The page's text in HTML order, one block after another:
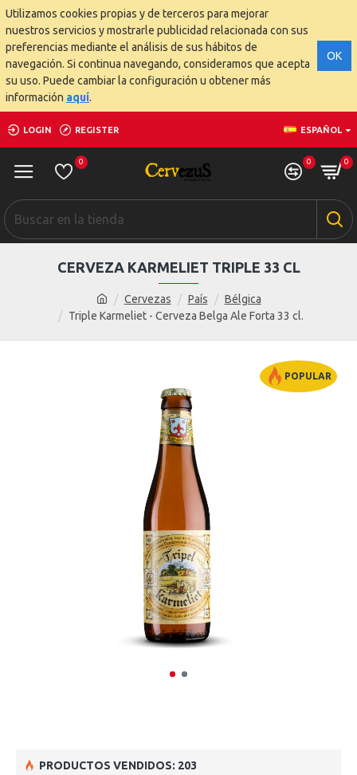
Utilizamos cookies propias y de terceros para mejorar
nuestros servicios y mostrarle publicidad relacionada con sus
preferencias mediante el análisis de sus hábitos de
navegación. Si continua navegando, consideramos que acepta
su uso. Puede cambiar la configuración u obtener más
información aquí.
OK
LOGIN REGISTER ESPAÑOL
0 0 0
Cervezas País
Bélgica
Triple Karmeliet - Cerveza Belga Ale Forta 33 cl.
CERVEZA KARMELIET TRIPLE 33 CL
POPULAR
PRODUCTOS VENDIDOS: 203